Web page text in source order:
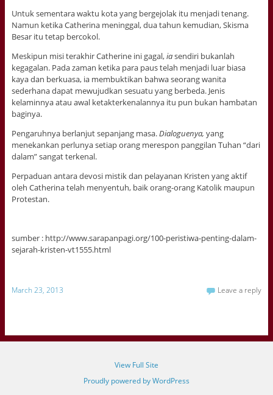
Untuk sementara waktu kota yang bergejolak itu menjadi tenang.
Namun ketika Catherina meninggal, dua tahun kemudian, Skisma
Besar itu tetap bercokol.
Meskipun misi terakhir Catherine ini gagal,iasendiri bukanlah
kegagalan. Pada zaman ketika para paus telah menjadi luar biasa
kaya dan berkuasa, ia membuktikan bahwa seorang wanita
sederhana dapat mewujudkan sesuatu yang berbeda. Jenis
kelaminnya atau awal ketakterkenalannya itu pun bukan hambatan
baginya.
Pengaruhnya berlanjut sepanjang masa.Dialoguenya, yang
menekankan perlunya setiap orang merespon panggilan Tuhan “dari
dalam” sangat terkenal.
Perpaduan antara devosi mistik dan pelayanan Kristen yang aktif
oleh Catherina telah menyentuh, baik orang-orang Katolik maupun
Protestan.
sumber : http://www.sarapanpagi.org/100-peristiwa-penting-dalam-
sejarah-kristen-vt1555.html
March 23, 2013 Leave a reply
View Full Site
Proudly powered by WordPress